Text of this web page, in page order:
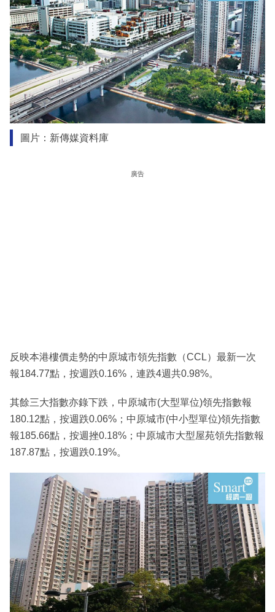
圖片：新傳媒資料庫
廣告
反映本港樓價走勢的中原城市領先指數（CCL）最新一次
報184.77點，按週跌0.16%，連跌4週共0.98%。
其餘三大指數亦錄下跌，中原城市(大型單位)領先指數報
180.12點，按週跌0.06%；中原城市(中小型單位)領先指數
報185.66點，按週挫0.18%；中原城市大型屋苑領先指數報
187.87點，按週跌0.19%。